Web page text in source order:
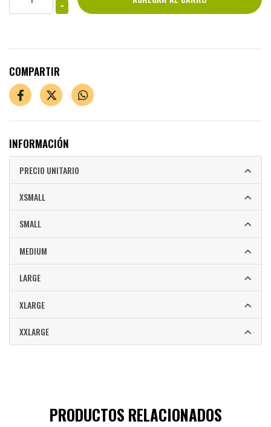
-
COMPARTIR
INFORMACIÓN
PRECIO UNITARIO
XSMALL
SMALL
MEDIUM
LARGE
XLARGE
XXLARGE
PRODUCTOS RELACIONADOS